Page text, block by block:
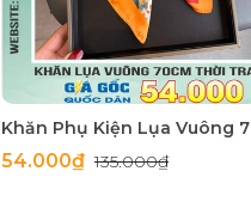
54.000₫135.000₫